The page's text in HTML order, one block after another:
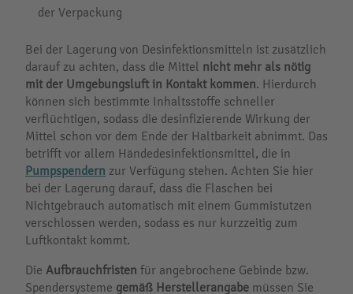
der Verpackung
Bei der Lagerung von Desinfektionsmitteln ist zusätzlich
darauf zu achten, dass die Mittel nicht mehr als nötig
mit der Umgebungsluft in Kontakt kommen. Hierdurch
können sich bestimmte Inhaltsstoffe schneller
verflüchtigen, sodass die desinfizierende Wirkung der
Mittel schon vor dem Ende der Haltbarkeit abnimmt. Das
betrifft vor allem Händedesinfektionsmittel, die in
Pumpspendern zur Verfügung stehen. Achten Sie hier
bei der Lagerung darauf, dass die Flaschen bei
Nichtgebrauch automatisch mit einem Gummistutzen
verschlossen werden, sodass es nur kurzzeitig zum
Luftkontakt kommt.
Die Aufbrauchfristen für angebrochene Gebinde bzw.
Spendersysteme gemäß Herstellerangabe müssen Sie